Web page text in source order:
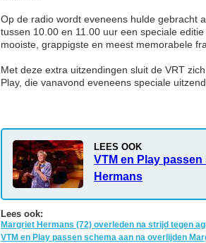
Op de radio wordt eveneens hulde gebracht
tussen 10.00 en 11.00 uur een speciale
mooiste, grappigste en meest memorabele
Met deze extra uitzendingen sluit de VRT
Play, die vanavond eveneens speciale
LEES OOK
VTM en Play
Hermans
Lees ook:
Margriet Hermans (72) overleden na strijd tegen
VTM en Play passen schema aan na overlijden